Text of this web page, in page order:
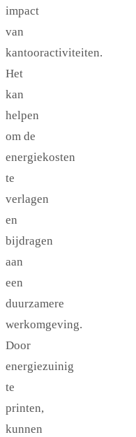
impact
van
kantooractiviteiten.
Het
kan
helpen
om de
energiekosten
te
verlagen
en
bijdragen
aan
een
duurzamere
werkomgeving.
Door
energiezuinig
te
printen,
kunnen